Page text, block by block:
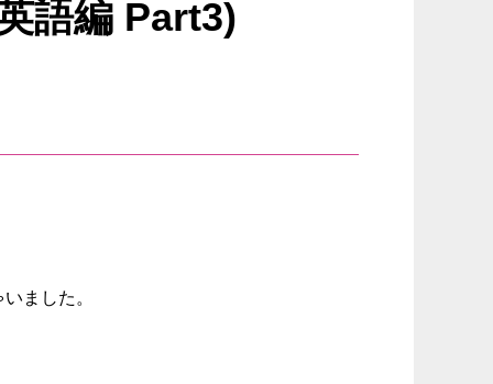
語編 Part3)
ました。